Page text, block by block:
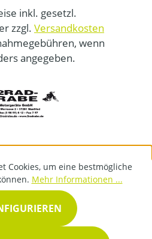
inkl. gesetzl.
zzgl. Versandkosten
wenn
angegeben.
Cookies, um eine bestmögliche
Mehr Informationen ...